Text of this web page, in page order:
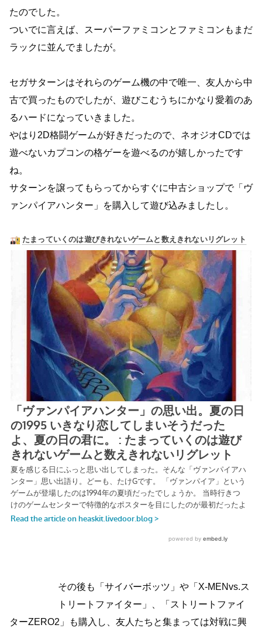
たのでした。
ついでに言えば、スーパーファミコンとファミコンもまだ
ラックに並んでましたが。
セガサターンはそれらのゲーム機の中で唯一、友人から中
古で買ったものでしたが、遊びこむうちにかなり愛着のあ
るハードになっていきました。
やはり2D格闘ゲームが好きだったので、ネオジオCDでは
遊べないカプコンの格ゲーを遊べるのが嬉しかったです
ね。
サターンを譲ってもらってからすぐに中古ショップで「ヴ
ァンパイアハンター」を購入して遊び込みましたし。
その後も「サイバーボッツ」や「X-MENvs.ス
トリートファイター」、「ストリートファイ
ターZERO2」も購入し、友人たちと集まっては対戦に興